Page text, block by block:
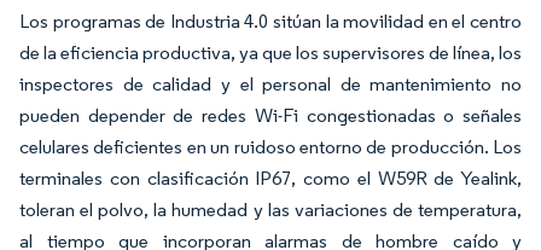
Los programas de Industria 4.0 sitúan la movilidad en el centro
de la eficiencia productiva, ya que los supervisores de línea, los
inspectores de calidad y el personal de mantenimiento no
pueden depender de redes Wi-Fi congestionadas o señales
celulares deficientes en un ruidoso entorno de producción. Los
terminales con clasificación IP67, como el W59R de Yealink,
toleran el polvo, la humedad y las variaciones de temperatura,
al tiempo que incorporan alarmas de hombre caído y